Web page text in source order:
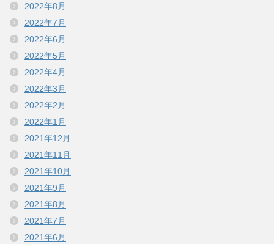
2022年8月
2022年7月
2022年6月
2022年5月
2022年4月
2022年3月
2022年2月
2022年1月
2021年12月
2021年11月
2021年10月
2021年9月
2021年8月
2021年7月
2021年6月